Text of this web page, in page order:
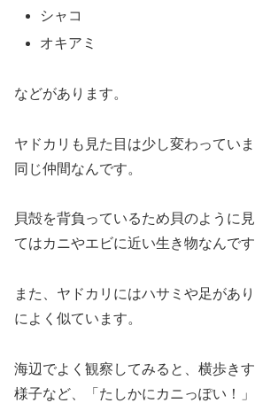
シャコ
オキアミ
などがあります。
ヤドカリも見た目は少し変わってい
同じ仲間なんです。
貝殻を背負っているため貝のように
てはカニやエビに近い生き物なんです
また、ヤドカリにはハサミや足があ
によく似ています。
海辺でよく観察してみると、横歩き
様子など、「たしかにカニっぽい！